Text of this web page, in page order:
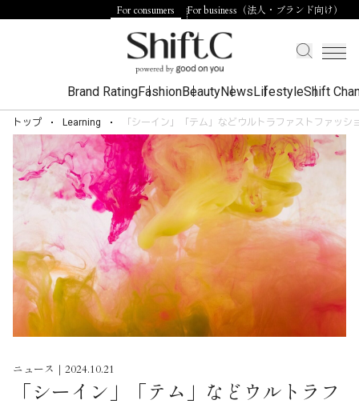
For consumers For business（法人・ブランド向け）
Brand RatingFashionBeautyNewsLifestyleShift
トップ Learning 「シーイン」「テム」などウルトラファストファッ
ニュース｜2024.10.21
「シーイン」「テム」などウルトラフ